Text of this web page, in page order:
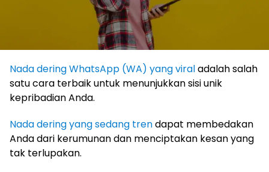
Nada dering WhatsApp (WA) yang viraladalah salah
satu cara terbaik untuk menunjukkan sisi unik
kepribadian Anda.
Nada dering yang sedang trendapat membedakan
Anda dari kerumunan dan menciptakan kesan yang
tak terlupakan.